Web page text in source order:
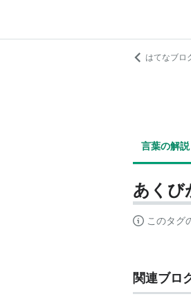
はてなブロ
言葉の解説
あくび
このタグ
関連ブロ